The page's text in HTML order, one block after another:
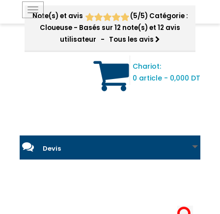
Toggle
navigation
Note(s) et avis (5/5) Catégorie :
Cloueuse - Basés sur 12 note(s) et 12 avis
utilisateur - Tous les avis
Chariot:
0 article - 0,000 DT
Devis